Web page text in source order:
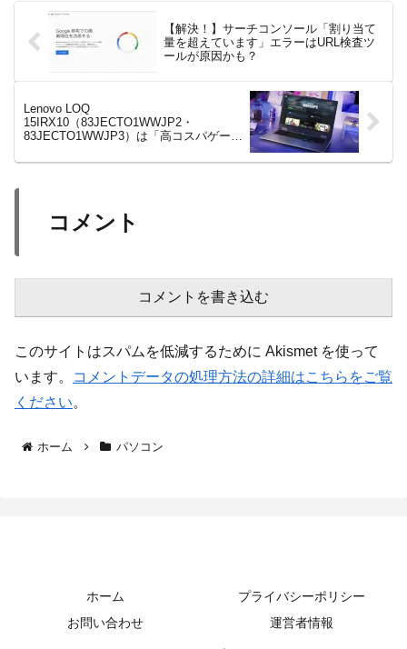
【解決！】サーチコンソール「割り当て
量を超えています」エラーはURL検査ツ
ールが原因かも？
Lenovo LOQ
15IRX10（83JECTO1WWJP2・
83JECTO1WWJP3）は「高コスパゲーミ
リーズ搭載でどこまで戦えるか徹底検
コメント
コメントを書き込む
このサイトはスパムを低減するために Akismet を使って
います。
コメントデータの処理方法の詳細はこちらをご覧
ください。
ホーム パソコン
ホーム
プライバシーポリシー
お問い合わせ
運営者情報